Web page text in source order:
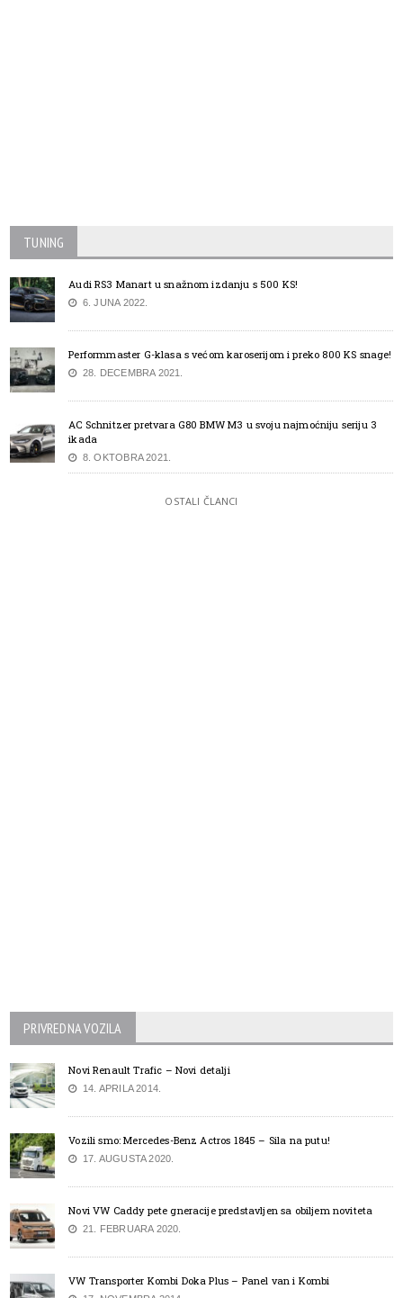
TUNING
Audi RS3 Manart u snažnom izdanju s 500 KS!
6. JUNA 2022.
Performmaster G-klasa s većom karoserijom i preko 800 KS snage!
28. DECEMBRA 2021.
AC Schnitzer pretvara G80 BMW M3 u svoju najmoćniju seriju 3
ikada
8. OKTOBRA 2021.
OSTALI ČLANCI
PRIVREDNA VOZILA
Novi Renault Trafic – Novi detalji
14. APRILA 2014.
Vozili smo: Mercedes-Benz Actros 1845 – Sila na putu!
17. AUGUSTA 2020.
Novi VW Caddy pete gneracije predstavljen sa obiljem noviteta
21. FEBRUARA 2020.
VW Transporter Kombi Doka Plus – Panel van i Kombi